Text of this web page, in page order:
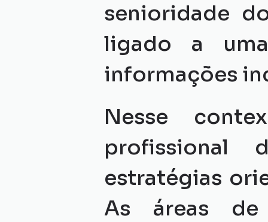
senioridade
ligado a
informações
Nesse
profissional
estratégias
As áreas de